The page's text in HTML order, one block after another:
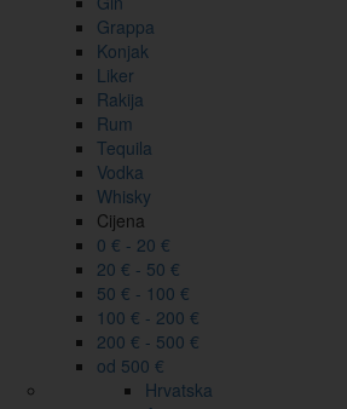
Grappa
Konjak
Liker
Rakija
Rum
Tequila
Vodka
Whisky
Cijena
0 € - 20 €
20 € - 50 €
50 € - 100 €
100 € - 200 €
200 € - 500 €
od 500 €
Hrvatska